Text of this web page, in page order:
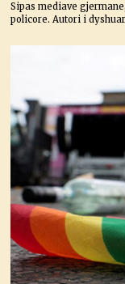
Sipas mediave
policore. Autori i